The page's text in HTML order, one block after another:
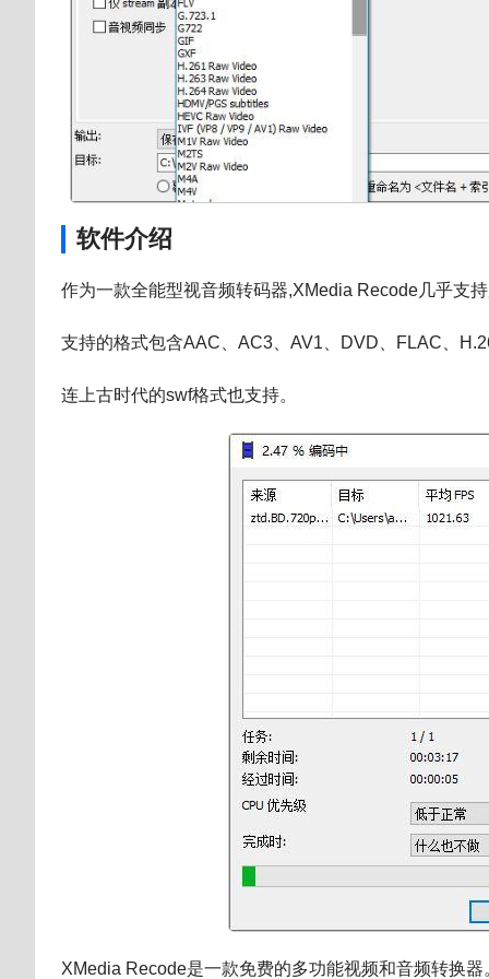
软件介绍
作为一款全能型视音频转码器,XMedia Recode几乎支
支持的格式包含AAC、AC3、AV1、DVD、FLAC、
连上古时代的swf格式也支持。
XMedia Recode是一款免费的多功能视频和音频转换器